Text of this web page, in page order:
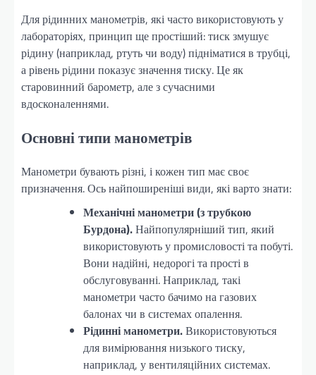
Для рідинних манометрів, які часто використовують у
лабораторіях, принцип ще простіший: тиск змушує
рідину (наприклад, ртуть чи воду) підніматися в трубці,
а рівень рідини показує значення тиску. Це як
старовинний барометр, але з сучасними
вдосконаленнями.
Основні типи манометрів
Манометри бувають різні, і кожен тип має своє
призначення. Ось найпоширеніші види, які варто знати:
Механічні манометри (з трубкою
Бурдона).Найпопулярніший тип, який
використовують у промисловості та побуті.
Вони надійні, недорогі та прості в
обслуговуванні. Наприклад, такі
манометри часто бачимо на газових
балонах чи в системах опалення.
Рідинні манометри.Використовуються
для вимірювання низького тиску,
наприклад, у вентиляційних системах.